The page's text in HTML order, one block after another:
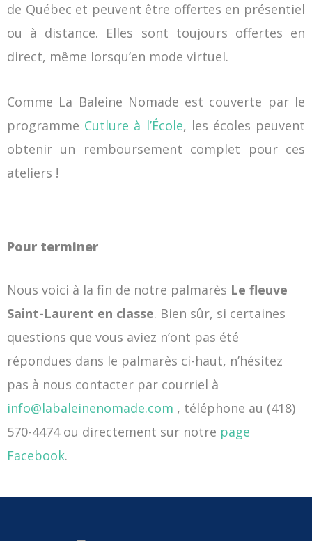
de Québec et peuvent être offertes en présentiel
ou à distance. Elles sont toujours offertes en
direct, même lorsqu’en mode virtuel.
Comme La Baleine Nomade est couverte par le
programme Cutlure à l’École, les écoles peuvent
obtenir un remboursement complet pour ces
ateliers !
Pour terminer
Nous voici à la fin de notre palmarès Le fleuve
Saint-Laurent en classe. Bien sûr, si certaines
questions que vous aviez n’ont pas été
répondues dans le palmarès ci-haut, n’hésitez
pas à nous contacter par courriel à
info@labaleinenomade.com , téléphone au (418)
570-4474 ou directement sur notre page
Facebook.